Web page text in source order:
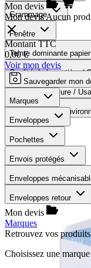
Mon devis
Mon devisAucun
Montant TTC
0,00 €
Voir mon devis
Sauvegarder mon
Marques
Enveloppes
Pochettes
Envois protégés
Enveloppes
Enveloppes retour
Mon devis
Marques
Retrouvez vos
Choisissez une marque
Grammage
Fenêtre
Teinte dominante papier
Qualité de la matière /
Type de fermeture /
Norme et Label
32
pertinence